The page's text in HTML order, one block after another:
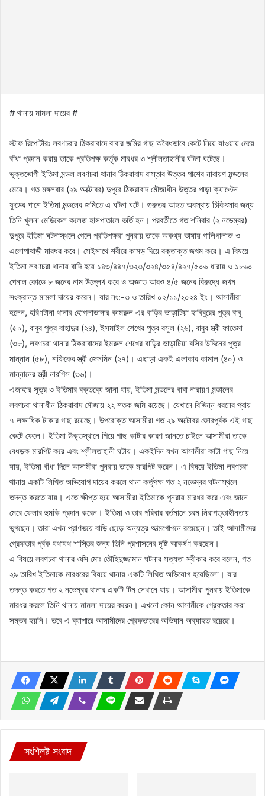
# থানায় মামলা দায়ের #
স্টাফ রিপোর্টারঃ লবণচরার ঠিকরাবাদে বাবার জমির গাছ অবৈধভাবে কেটে নিয়ে যাওয়ায় মেয়ে
বাঁধা প্রদান করায় তাকে প্রতিপক্ষ কর্তৃক মারধর ও শ্লীলতাহানীর ঘটনা ঘটেছে।
ভুক্তভোগী ইতিমা মন্ডল লবণচরা থানার ঠিকরাবাদ রাস্তার উত্তর পাশের নারায়ণ মন্ডলের
মেয়ে। গত মঙ্গলবার (২৯ অক্টোবর) দুপুরে ঠিকরাবাদ মৌজাধীন উত্তর পাড়া ক্যাপ্টেন
ফুডের পাশে ইতিমা মন্ডলের জমিতে এ ঘটনা ঘটে। গুরুতর আহত অবস্থায় চিকিৎসার জন্য
তিনি খুলনা মেডিকেল কলেজ হাসপাতালে ভর্তি হন। পরবর্তীতে গত শনিবার (২ নভেম্বর)
দুপুরে ইতিমা ঘটনাস্থলে গেলে প্রতিপক্ষরা পুনরায় তাকে অকথ্য ভাষায় গালিগালাজ ও
এলোপাথাড়ী মারধর করে। সেইসাথে শরীরে কামড় দিয়ে রক্তাক্ত জখম করে। এ বিষয়ে
ইতিমা লবণচরা থানায় বাদি হয়ে ১৪৩/৪৪৭/৩২৩/৩২৪/৩৫৪/৪২৭/৫০৬ ধারায় ও ১৮৬০
পেনাল কোডে ৮ জনের নাম উল্লেখ করে ও অজ্ঞাত আরও ৪/৫ জনের বিরুদ্ধে জখম
সংক্রান্ত মামলা দায়ের করেন। যার নং:-৩ ও তারিখ ০২/১১/২০২৪ ইং। আসামীরা
হলেন, হরিণটানা থানার হোগলাডাঙ্গার কামরুল এর বাড়ির ভাড়াটিয়া হাবিবুরের পুত্র বাবু
(৫০), বাবুর পুত্র বাহাদুর (২৪), ইসমাইল শেখের পুত্র রসুল (২৬), বাবুর স্ত্রী ফাতেমা
(৩৮), লবণচরা থানার ঠিকরাবাদের ইমরুল শেখের বাড়ির ভাড়াটিয়া বসির উদ্দিনের পুত্র
মান্নান (৫৮), শফিকের স্ত্রী জেসমিন (২৭)। এছাড়া একই এলাকার কামাল (৪০) ও
মান্নানের স্ত্রী নারগিস (৩৬)।
এজাহার সূত্র ও ইতিমার বক্তব্যে জানা যায়, ইতিমা মন্ডলের বাবা নারায়ণ মন্ডালের
লবণচরা থানাধীন ঠিকরাবাদ মৌজায় ২২ শতক জমি রয়েছে। যেখানে বিভিন্ন ধরনের প্রায়
৭ লক্ষাধিক টাকার গাছ রয়েছে। উপরোক্ত আসামীরা গত ২৯ অক্টোবর জোরপূর্বক এই গাছ
কেটে ফেলে। ইতিমা উক্তস্থানে গিয়ে গাছ কাটার কারণ জানতে চাইলে আসামীরা তাকে
বেধড়ক মারপিট করে এবং শ্লীলতাহানী ঘটায়। একইদিন যখন আসামীরা কাটা গাছ নিয়ে
যায়, ইতিমা বাঁধা দিলে আসামীরা পুনরায় তাকে মারপিট করেন। এ বিষয়ে ইতিমা লবণচরা
থানায় একটি লিখিত অভিযোগ দায়ের করলে থানা কর্তৃপক্ষ গত ২ নভেম্বর ঘটনাস্থলে
তদন্ত করতে যায়। এতে ক্ষীপ্ত হয়ে আসামীরা ইতিমাকে পুনরায় মারধর করে এবং জানে
মেরে ফেলার হুমকি প্রদান করেন। ইতিমা ও তার পরিবার বর্তমানে চরম নিরাপত্তাহীনতায়
ভুগছেন। তারা এখন প্রাণভয়ে বাড়ি ছেড়ে অন্যত্র আত্মগোপনে রয়েছেন। তাই আসামীদের
গ্রেফতার পূর্বক যথাযথ শাস্তির জন্য তিনি প্রশাসনের দৃষ্টি আকর্ষণ করছেন।
এ বিষয়ে লবণচরা থানার ওসি মোঃ তৌহিদুজ্জামান ঘটনার সত্যতা স্বীকার করে বলেন, গত
২৯ তারিখ ইতিমাকে মারধরের বিষয়ে থানায় একটি লিখিত অভিযোগ হয়েছিলো। যার
তদন্ত করতে গত ২ নভেম্বর থানার একটি টিম সেখানে যায়। আসামীরা পুনরায় ইতিমাকে
মারধর করলে তিনি থানায় মামলা দায়ের করেন। এখনো কোন আসামীকে গ্রেফতার করা
সম্ভব হয়নি। তবে এ ব্যাপারে আসামীদের গ্রেফতারের অভিযান অব্যাহত রয়েছে।
সংশ্লিষ্ট সংবাদ